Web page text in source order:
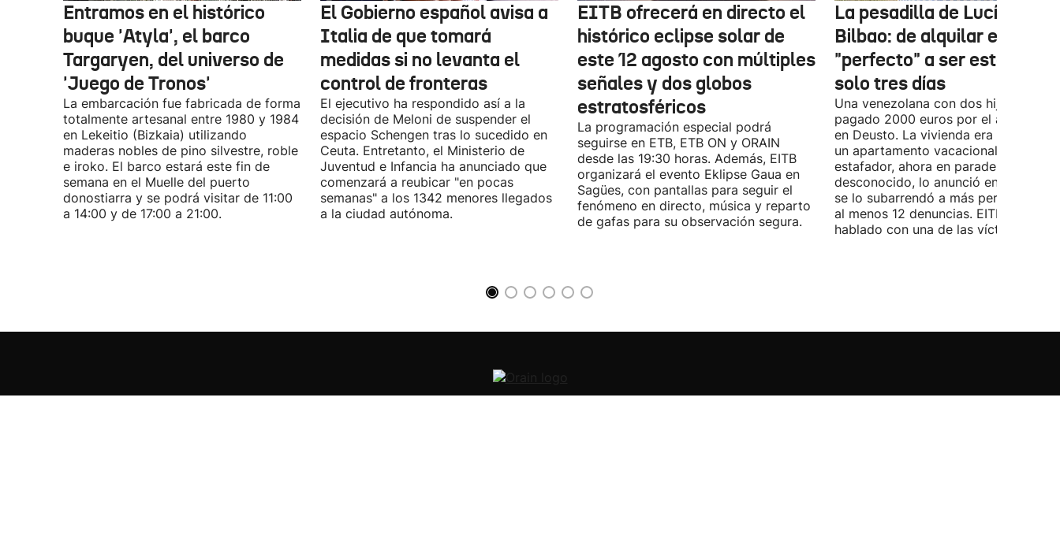
Entramos en el histórico
buque 'Atyla', el barco
Targaryen, del universo de
'Juego de Tronos'
La embarcación fue fabricada de forma
totalmente artesanal entre 1980 y 1984
en Lekeitio (Bizkaia) utilizando
maderas nobles de pino silvestre, roble
e iroko. El barco estará este fin de
semana en el Muelle del puerto
donostiarra y se podrá visitar de 11:00
a 14:00 y de 17:00 a 21:00.
El Gobierno español avisa a
Italia de que tomará
medidas si no levanta el
control de fronteras
El ejecutivo ha respondido así a la
decisión de Meloni de suspender el
espacio Schengen tras lo sucedido en
Ceuta. Entretanto, el Ministerio de
Juventud e Infancia ha anunciado que
comenzará a reubicar "en pocas
semanas" a los 1342 menores llegados
a la ciudad autónoma.
EITB ofrecerá en directo el
histórico eclipse solar de
este 12 agosto con múltiples
señales y dos globos
estratosféricos
La programación especial podrá
seguirse en ETB, ETB ON y ORAIN
desde las 19:30 horas. Además, EITB
organizará el evento Eklipse Gaua en
Sagües, con pantallas para seguir el
fenómeno en directo, música y reparto
de gafas para su observación segura.
La pesadilla de Lucía en
Bilbao: de alquilar el piso
"perfecto" a ser estafada
solo tres días
Una venezolana con dos hijos ha
pagado 2000 euros por el alquiler
en Deusto. La vivienda era en
un apartamento vacacional. El
estafador, ahora en paradero
desconocido, lo anunció en Idealista
se lo subarrendó a más personas.
al menos 12 denuncias. EITB ha
hablado con una de las víctimas.